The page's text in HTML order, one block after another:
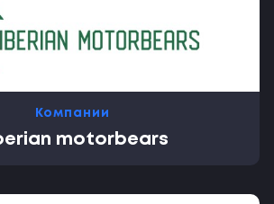
Компании
motorbears